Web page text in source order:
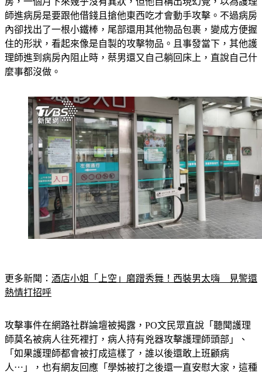
師進病房是要跟他借錢且搶他東西吃才會動手攻擊。不過病房
內卻找出了一根小鐵棒，尾部還用其他物品包裹，變成方便握
住的形狀，看起來像是自製的攻擊物品。且事發當下，其他護
理師進到病房內阻止時，蔡男還又自己躺回床上，直說自己什
麼事都沒做。
更多新聞： 酒店小姐「上空」磨蹭秀舞！西裝男太嗨　見警還
熱情打招呼
攻擊事件在網路社群論壇被揭露，PO文民眾直說「聽聞護理
師莫名被病人往死裡打，病人持有兇器攻擊護理師頭部」、
「如果護理師都會被打成這樣了，誰以後還敢上班顧病
人⋯」，也有網友回應「學姊被打之後還一直安慰大家，這種